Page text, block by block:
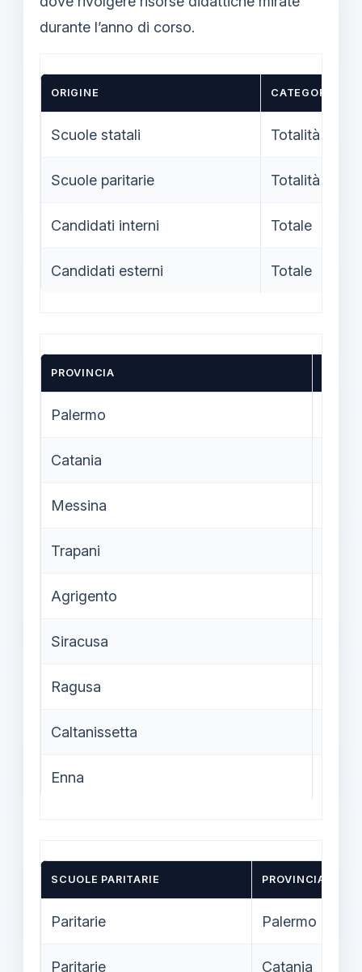
durante l’anno di corso.
ORIGINE CATEGORIA
Scuole statali Totalità
Scuole paritarie Totalità
Candidati interni Totale
Candidati esterni Totale
PROVINCIA
Palermo
Catania
Messina
Trapani
Agrigento
Siracusa
Ragusa
Caltanissetta
Enna
SCUOLE PARITARIE PROVINCIA
Paritarie Palermo
Paritarie Catania